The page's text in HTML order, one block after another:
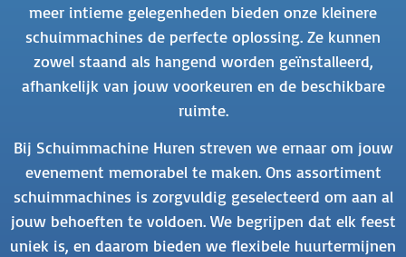
meer intieme gelegenheden bieden onze kleinere
schuimmachines de perfecte oplossing. Ze kunnen
zowel staand als hangend worden geïnstalleerd,
afhankelijk van jouw voorkeuren en de beschikbare
ruimte.
Bij Schuimmachine Huren streven we ernaar om jouw
evenement memorabel te maken. Ons assortiment
schuimmachines is zorgvuldig geselecteerd om aan al
jouw behoeften te voldoen. We begrijpen dat elk feest
uniek is, en daarom bieden we flexibele huurtermijnen